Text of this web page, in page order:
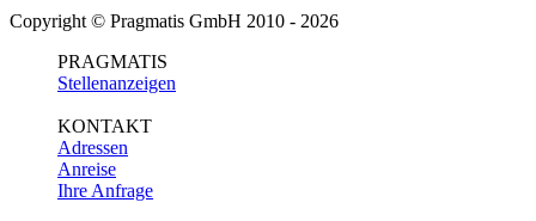
Copyright © Pragmatis GmbH 2010 - 2026
PRAGMATIS
Stellenanzeigen
KONTAKT
Adressen
Anreise
Ihre Anfrage